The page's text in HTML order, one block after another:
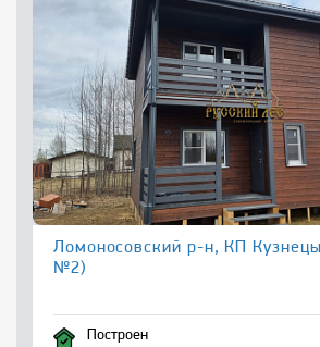
Ломоносовский р-н, КП
№2)
Построен